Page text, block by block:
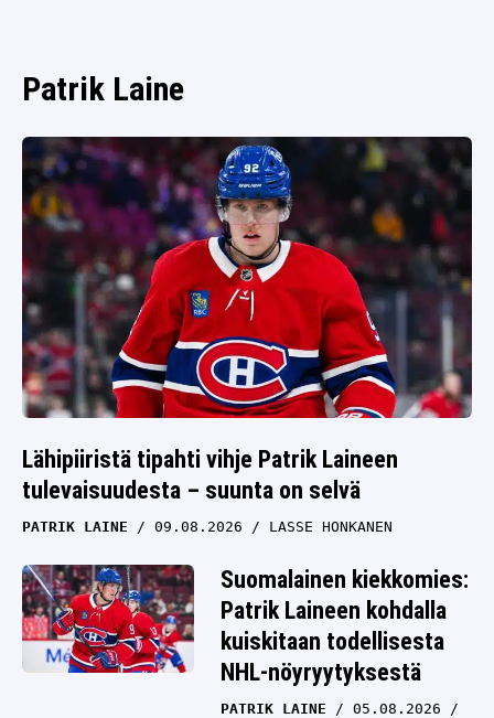
Patrik Laine
Lähipiiristä tipahti vihje Patrik Laineen
tulevaisuudesta – suunta on selvä
PATRIK LAINE 09.08.2026 LASSE HONKANEN
Suomalainen kiekkomies:
Patrik Laineen kohdalla
kuiskitaan todellisesta
NHL-nöyryytyksestä
PATRIK LAINE
05.08.2026